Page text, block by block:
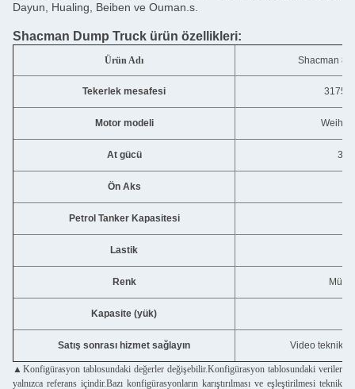
Dayun, Hualing, Beiben ve Ouman.s.
Shacman Dump Truck ürün özellikleri:
Ürün Adı Shacman
Tekerlek mesafesi
Motor modeli Weihai
At gücü
Ön Aks
Petrol Tanker Kapasitesi
Lastik
Renk
Kapasite (yük)
Satış sonrası hizmet sağlayın Video teknik
▲Konfigürasyon tablosundaki değerler değişebilir.Konfigürasyon tablosundaki veriler
yalnızca referans içindir.Bazı konfigürasyonların karıştırılması ve eşleştirilmesi teknik